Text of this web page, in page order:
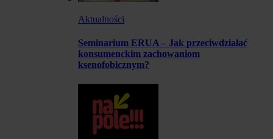
Aktualności
Seminarium ERUA – Jak przeciwdziałać
konsumenckim zachowaniom
ksenofobicznym?